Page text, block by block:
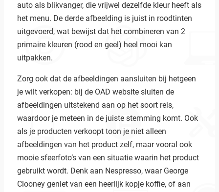
auto als blikvanger, die vrijwel dezelfde kleur heeft als
het menu. De derde afbeelding is juist in roodtinten
uitgevoerd, wat bewijst dat het combineren van 2
primaire kleuren (rood en geel) heel mooi kan
uitpakken.
Zorg ook dat de afbeeldingen aansluiten bij hetgeen
je wilt verkopen: bij de OAD website sluiten de
afbeeldingen uitstekend aan op het soort reis,
waardoor je meteen in de juiste stemming komt. Ook
als je producten verkoopt toon je niet alleen
afbeeldingen van het product zelf, maar vooral ook
mooie sfeerfoto’s van een situatie waarin het product
gebruikt wordt. Denk aan Nespresso, waar George
Clooney geniet van een heerlijk kopje koffie, of aan